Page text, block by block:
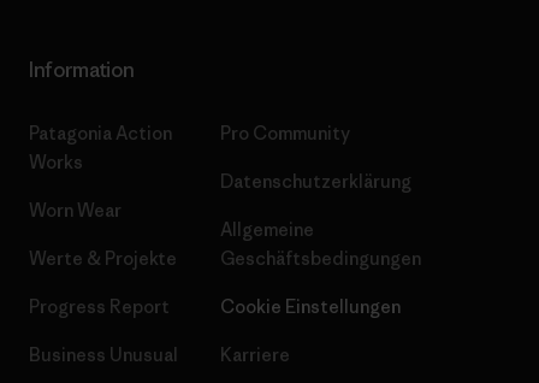
Information
Patagonia Action
Works
Worn Wear
Werte & Projekte
Progress Report
Business Unusual
Pro Community
Datenschutzerklärung
Allgemeine
Geschäftsbedingungen
Cookie Einstellungen
Karriere